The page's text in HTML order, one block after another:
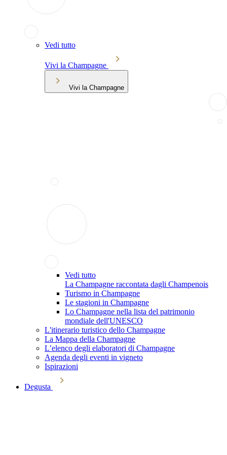
Vedi tutto
Vivi la Champagne
Vivi la Champagne
Vedi tutto
La Champagne raccontata dagli Champenois
Turismo in Champagne
Le stagioni in Champagne
Lo Champagne nella lista del patrimonio
mondiale dell'UNESCO
L'itinerario turistico dello Champagne
La Mappa della Champagne
L’elenco degli elaboratori di Champagne
Agenda degli eventi in vigneto
Ispirazioni
Degusta